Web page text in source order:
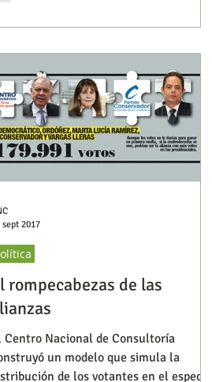
rompecabezas de las
Centro Nacional de Consultoría
un modelo que simula la
de los votantes en el espectro
sept 2017